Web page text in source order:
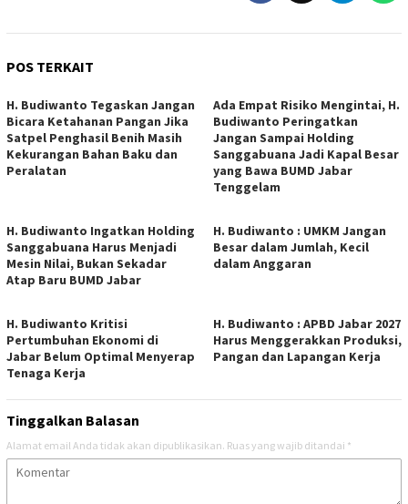
POS TERKAIT
H. Budiwanto Tegaskan Jangan
Bicara Ketahanan Pangan Jika
Satpel Penghasil Benih Masih
Kekurangan Bahan Baku dan
Peralatan
Ada Empat Risiko Mengintai, H.
Budiwanto Peringatkan
Jangan Sampai Holding
Sanggabuana Jadi Kapal Besar
yang Bawa BUMD Jabar
Tenggelam
H. Budiwanto Ingatkan Holding
Sanggabuana Harus Menjadi
Mesin Nilai, Bukan Sekadar
Atap Baru BUMD Jabar
H. Budiwanto : UMKM Jangan
Besar dalam Jumlah, Kecil
dalam Anggaran
H. Budiwanto Kritisi
Pertumbuhan Ekonomi di
Jabar Belum Optimal Menyerap
Tenaga Kerja
H. Budiwanto : APBD Jabar 2027
Harus Menggerakkan Produksi,
Pangan dan Lapangan Kerja
Tinggalkan Balasan
Alamat email Anda tidak akan dipublikasikan. Ruas yang wajib ditandai *